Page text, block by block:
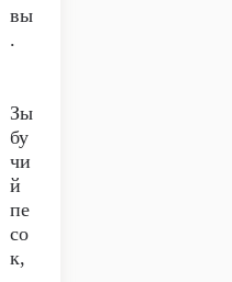
вы
.
Зы
бу
чи
й
пе
со
к,